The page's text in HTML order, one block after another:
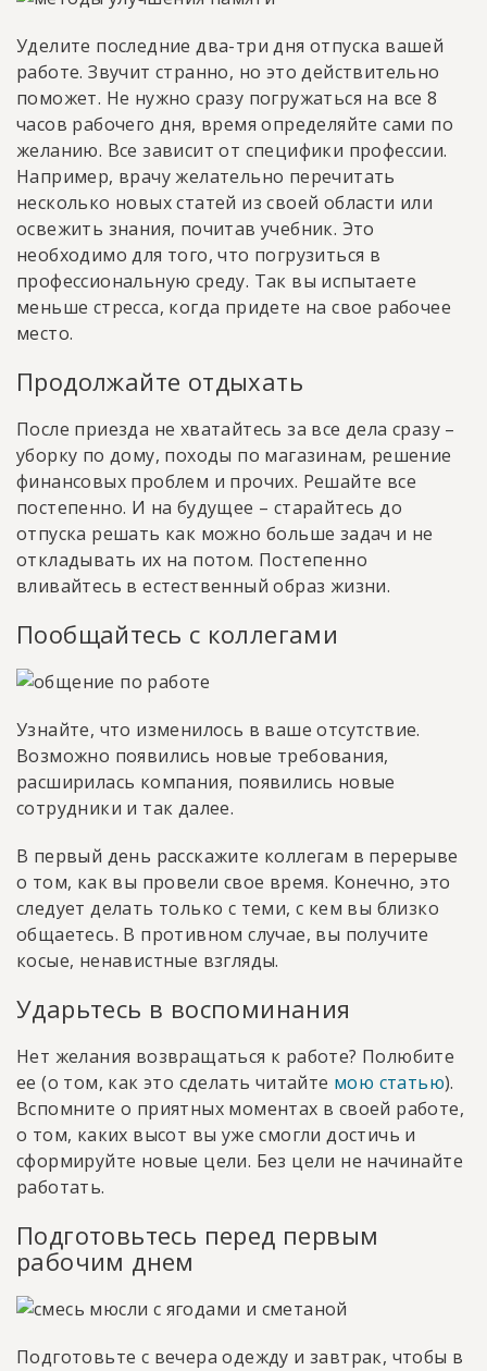
Уделите последние два-три дня отпуска вашей
работе. Звучит странно, но это действительно
поможет. Не нужно сразу погружаться на все 8
часов рабочего дня, время определяйте сами по
желанию. Все зависит от специфики профессии.
Например, врачу желательно перечитать
несколько новых статей из своей области или
освежить знания, почитав учебник. Это
необходимо для того, что погрузиться в
профессиональную среду. Так вы испытаете
меньше стресса, когда придете на свое рабочее
место.
Продолжайте отдыхать
После приезда не хватайтесь за все дела сразу –
уборку по дому, походы по магазинам, решение
финансовых проблем и прочих. Решайте все
постепенно. И на будущее – старайтесь до
отпуска решать как можно больше задач и не
откладывать их на потом. Постепенно
вливайтесь в естественный образ жизни.
Пообщайтесь с коллегами
Узнайте, что изменилось в ваше отсутствие.
Возможно появились новые требования,
расширилась компания, появились новые
сотрудники и так далее.
В первый день расскажите коллегам в перерыве
о том, как вы провели свое время. Конечно, это
следует делать только с теми, с кем вы близко
общаетесь. В противном случае, вы получите
косые, ненавистные взгляды.
Ударьтесь в воспоминания
Нет желания возвращаться к работе? Полюбите
ее (о том, как это сделать читайте мою статью).
Вспомните о приятных моментах в своей работе,
о том, каких высот вы уже смогли достичь и
сформируйте новые цели. Без цели не начинайте
работать.
Подготовьтесь перед первым
рабочим днем
Подготовьте с вечера одежду и завтрак, чтобы в